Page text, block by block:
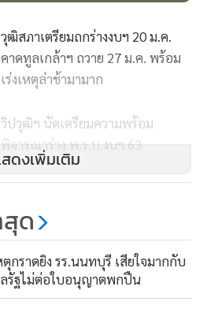
วุฒิสภาเตรียมถกร่างงบฯ 20 ม.ค.
คาดทูลเกล้าฯ ถวาย 27 ม.ค. พร้อม
เร่งเหตุล่าช้ามามาก
วิปวุฒิฯ นัดเตรียมความพร้อม
พิจารณาร่าง พ.ร.บ.งบฯ 63
รมต.โยกงบเข้าพื้นที่ จี้ฟันจนท.ทิ้ง
เงินรัฐชนะคดี
ดงเพิ่มเติม
ด
กราดยิง รร.นนทบุรี เสียใจมากกับ
รัฐไม่ต่อใบอนุญาตพกปืน